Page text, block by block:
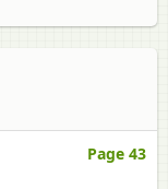
Page 43